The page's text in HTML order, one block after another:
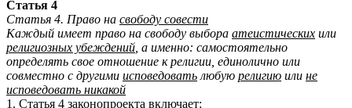
Статья 4
Статья 4. Право на свободу совести
Каждый имеет право на свободу выбора атеистических или
религиозных убеждений , а именно: самостоятельно
определять свое отношение к религии, единолично или
совместно с другими исповедовать любую религию или не
исповедовать никакой
1. Статья 4 законопроекта включает: